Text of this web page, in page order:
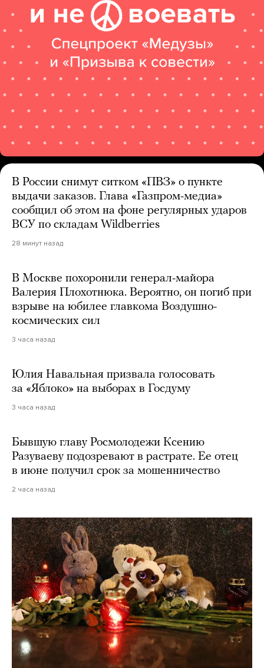
В России снимут ситком «ПВЗ» о пункте
выдачи заказов. Глава «Газпром-медиа»
сообщил об этом на фоне регулярных ударов
ВСУ по складам Wildberries
28 минут назад
В Москве похоронили генерал-майора
Валерия Плохотнюка. Вероятно, он погиб при
взрыве на юбилее главкома Воздушно-
космических сил
3 часа назад
Юлия Навальная призвала голосовать
за «Яблоко» на выборах в Госдуму
3 часа назад
Бывшую главу Росмолодежи Ксению
Разуваеву подозревают в растрате. Ее отец
в июне получил срок за мошенничество
2 часа назад